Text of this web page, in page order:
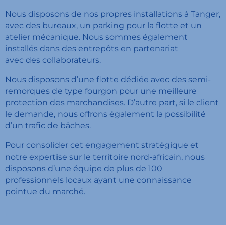
Nous disposons de nos propres installations à Tanger,
avec des bureaux, un parking pour la flotte et un
atelier mécanique. Nous sommes également
installés dans des entrepôts en partenariat
avec des collaborateurs.
Nous disposons d’une flotte dédiée avec des semi-
remorques de type fourgon pour une meilleure
protection des marchandises. D’autre part, si le client
le demande, nous offrons également la possibilité
d’un trafic de bâches.
Pour consolider cet engagement stratégique et
notre expertise sur le territoire nord-africain, nous
disposons d’une équipe de plus de 100
professionnels locaux ayant une connaissance
pointue du marché.